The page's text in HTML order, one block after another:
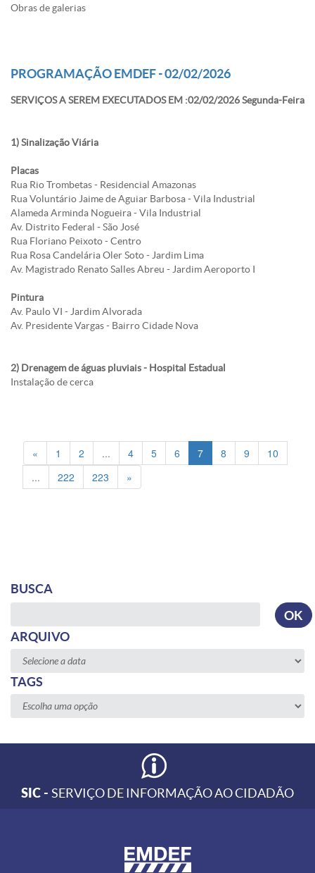
Obras de galerias
PROGRAMAÇÃO EMDEF - 02/02/2026
SERVIÇOS A SEREM EXECUTADOS EM :02/02/2026 Segunda-Feira
1) Sinalização Viária
Placas
Rua Rio Trombetas - Residencial Amazonas
Rua Voluntário Jaime de Aguiar Barbosa - Vila Industrial
Alameda Arminda Nogueira - Vila Industrial
Av. Distrito Federal - São José
Rua Floriano Peixoto - Centro
Rua Rosa Candelária Oler Soto - Jardim Lima
Av. Magistrado Renato Salles Abreu - Jardim Aeroporto I
Pintura
Av. Paulo VI - Jardim Alvorada
Av. Presidente Vargas - Bairro Cidade Nova
2) Drenagem de águas pluviais - Hospital Estadual
Instalação de cerca
« 1 2 ... 4 5 6 7 8 9
10
...
222 223 »
BUSCA
OK
ARQUIVO
TAGS
SIC - SERVIÇO DE INFORMAÇÃO AO CIDADÃO